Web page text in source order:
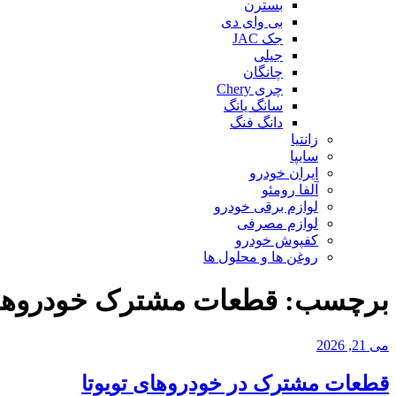
بسترن
بی وای دی
جک JAC
جیلی
چانگان
چری Chery
سانگ یانگ
دانگ فنگ
زانتیا
سایپا
ایران خودرو
آلفا رومئو
لوازم برقی خودرو
لوازم مصرفی
کفپوش خودرو
روغن ها و محلول ها
برچسب: قطعات مشترک
نوشته‌شده
می 21, 2026
قطعات مشترک در خودروهای تویوتا